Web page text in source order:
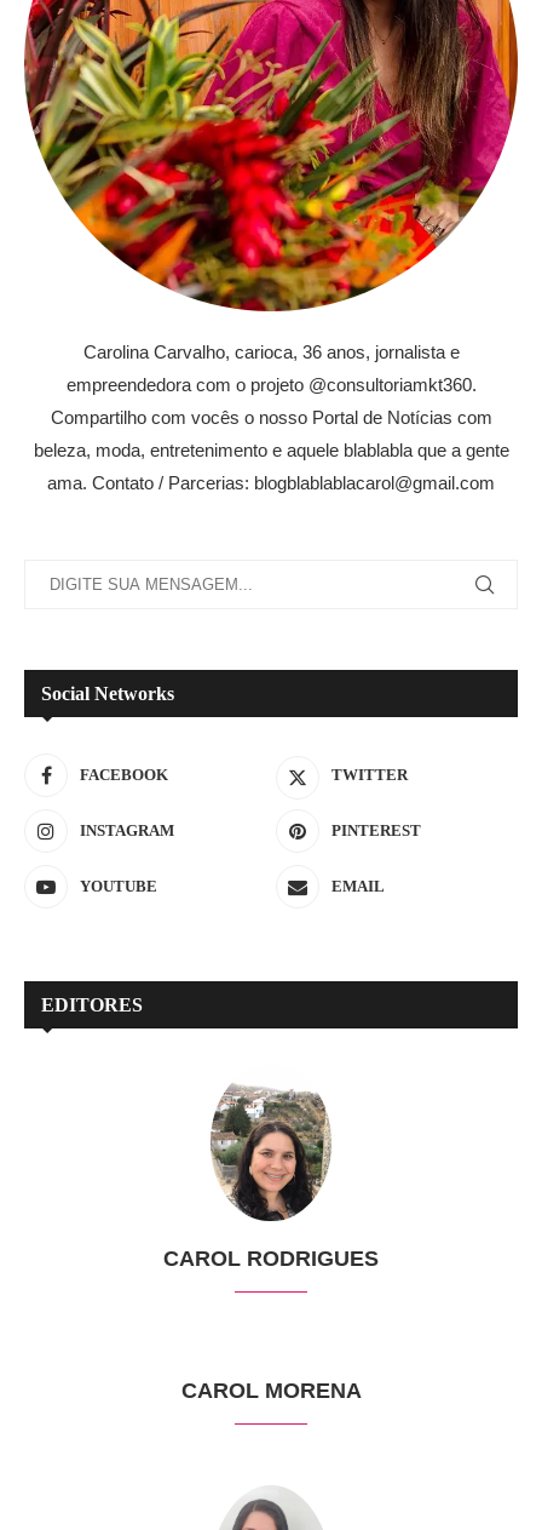
Carolina Carvalho, carioca, 36 anos, jornalista e
empreendedora com o projeto @consultoriamkt360.
Compartilho com vocês o nosso Portal de Notícias com
beleza, moda, entretenimento e aquele blablabla que a gente
ama. Contato / Parcerias: blogblablablacarol@gmail.com
Social Networks
FACEBOOK TWITTER
INSTAGRAM PINTEREST
YOUTUBE EMAIL
EDITORES
CAROL RODRIGUES
CAROL MORENA